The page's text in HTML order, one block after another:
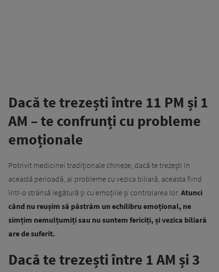
Dacă te trezești între 11 PM și 1
AM – te confrunți cu probleme
emoționale
Potrivit medicinei tradiționale chineze, dacă te trezești în
această perioadă, ai probleme cu vezica biliară, aceasta fiind
într-o strânsă legătură și cu emoțiile și controlarea lor. Atunci
când nu reușim să păstrăm un echilibru emoțional, ne
simțim nemulțumiți sau nu suntem fericiți, și vezica biliară
are de suferit.
Dacă te trezești între 1 AM și 3